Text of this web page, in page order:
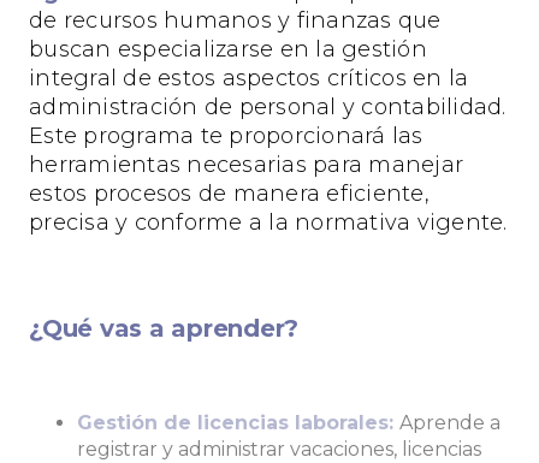
de recursos humanos y finanzas que
buscan especializarse en la gestión
integral de estos aspectos críticos en la
administración de personal y contabilidad.
Este programa te proporcionará las
herramientas necesarias para manejar
estos procesos de manera eficiente,
precisa y conforme a la normativa vigente.
¿Qué vas a aprender?
Gestión de licencias laborales: Aprende a
registrar y administrar vacaciones, licencias